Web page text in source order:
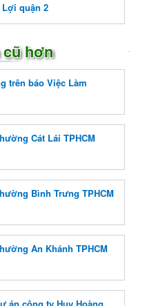
quận 2
hơn
trên báo Việc Làm
Cát Lái TPHCM
Bình Trưng TPHCM
An Khánh TPHCM